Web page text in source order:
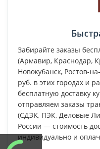
Забирайте заказы
(Армавир, Краснодар,
Новокубанск, Ростов-
руб. в этих городах и
бесплатную доставку
отправляем заказы
(СДЭК, ПЭК, Деловые
России — стоимость
индивидуально и